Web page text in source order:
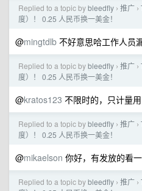
Replied to a topic bybleedfly › 推广 ›
度）！ 0.25 人民币换一美金！
@mingtdlb 不好意思哈工作人员
Replied to a topic bybleedfly › 推广 ›
度）！ 0.25 人民币换一美金！
@kratos123 不限时的，只计量
Replied to a topic bybleedfly › 推广 ›
度）！ 0.25 人民币换一美金！
@mikaelson 你好，有发放的看
Replied to a topic bybleedfly › 推广 ›